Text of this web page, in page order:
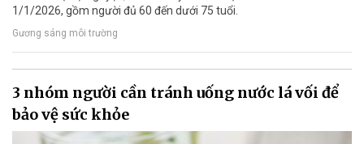
1/1/2026, gồm người đủ 60 đến dưới 75 tuổi.
Gương sáng môi trường
3 nhóm người cần tránh uống nước lá vối để
bảo vệ sức khỏe